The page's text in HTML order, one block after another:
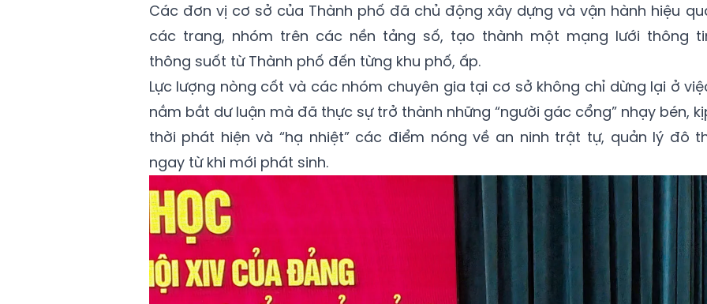
Các đơn vị cơ sở của Thành phố đã chủ động xây dựng và vận hành hiệu
các trang, nhóm trên các nền tảng số, tạo thành một mạng lưới thông
thông suốt từ Thành phố đến từng khu phố, ấp.
Lực lượng nòng cốt và các nhóm chuyên gia tại cơ sở không chỉ dừng lại ở
nắm bắt dư luận mà đã thực sự trở thành những “người gác cổng” nhạy bén,
thời phát hiện và “hạ nhiệt” các điểm nóng về an ninh trật tự, quản lý đô
ngay từ khi mới phát sinh.